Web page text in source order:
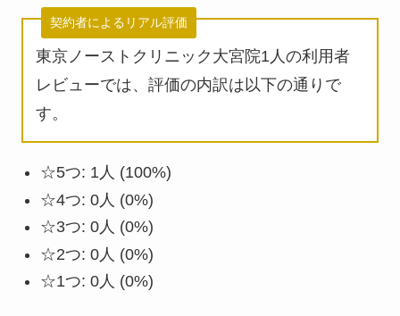
契約者によるリアル評価
東京ノーストクリニック大宮院1人の利用者
レビューでは、評価の内訳は以下の通りで
す。
☆5つ: 1人 (100%)
☆4つ: 0人 (0%)
☆3つ: 0人 (0%)
☆2つ: 0人 (0%)
☆1つ: 0人 (0%)